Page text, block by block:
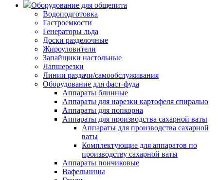
Оборудование для общепита
Водоподготовка
Гастроемкости
Генераторы льда
Доски разделочные
Жироуловители
Запайщики настольные
Лапшерезки
Линии раздачи/самообслуживания
Оборудование для фаст-фуда
Аппараты блинные
Аппараты для нарезки картофеля спиралью
Аппараты для попкорна
Аппараты для производства сахарной ваты
Аппараты для производства сахарной
ваты
Комплектующие для аппаратов по
производству сахарной ваты
Аппараты пончиковые
Вафельницы